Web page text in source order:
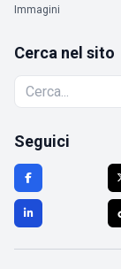
Immagini
Cerca nel sito
Seguici